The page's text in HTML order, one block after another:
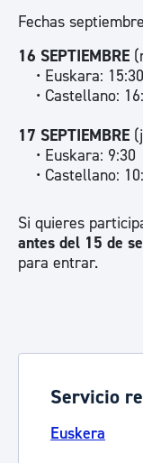
Fechas
16 SEPTIEMBRE
• Euskara:
• Castellano:
17 SEPTIEMBRE
• Euskara: 9:30
• Castellano:
Si quieres
antes del 15 de
para entrar.
Servicio
Euskera